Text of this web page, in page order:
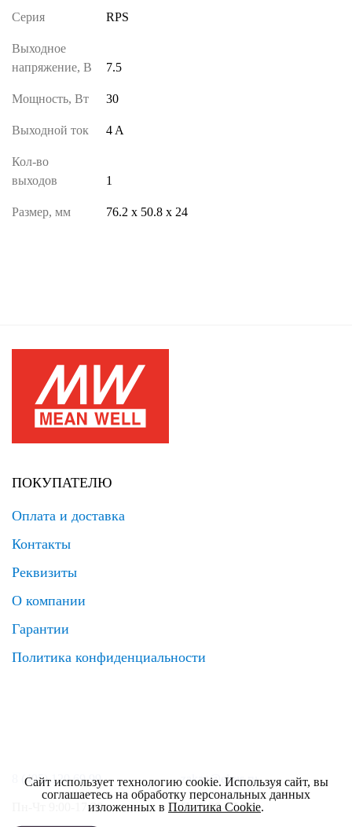
Серия RPS
Выходное
напряжение, В
7.5
Мощность, Вт 30
Выходной ток 4 A
Кол-во
выходов
1
Размер, мм 76.2 х 50.8 х 24
ПОКУПАТЕЛЮ
Оплата и доставка
Контакты
Реквизиты
О компании
Гарантии
Политика конфиденциальности
8 (495) 120 69 99 zakaz@elrus.ru
Пн-Чт 9:00-17:30 Пт 9:00-17:00
Сайт использует технологию cookie. Используя сайт, вы
соглашаетесь на обработку персональных данных
изложенных в Политика Cookie.